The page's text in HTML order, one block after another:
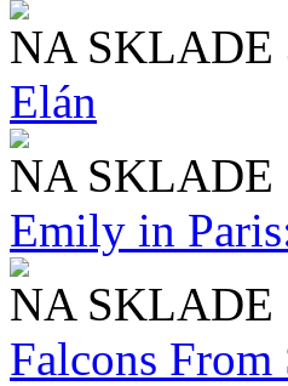
NA SKLADE
Elán
NA SKLADE
Emily in
NA SKLADE
Falcons